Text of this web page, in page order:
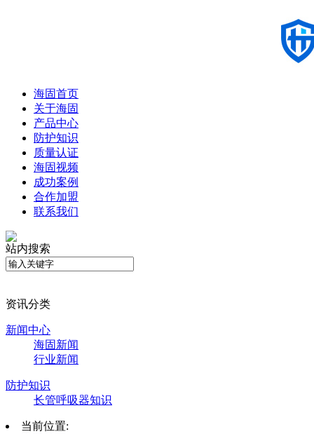
海固首页
关于海固
产品中心
防护知识
质量认证
海固视频
成功案例
合作加盟
联系我们
站内搜索
资讯分类
新闻中心
海固新闻
行业新闻
防护知识
长管呼吸器知识
当前位置: